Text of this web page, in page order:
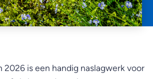
2026 is een handig naslagwerk voor